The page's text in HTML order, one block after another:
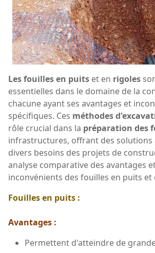
Les fouilles en puits et en rigoles
essentielles dans le domaine de la
chacune ayant ses avantages et
spécifiques. Ces méthodes
rôle crucial dans la préparation des
infrastructures, offrant des solutions
divers besoins des projets de
analyse comparative des avantages
inconvénients des fouilles en puits et
Fouilles en puits :
Avantages :
Permettent d'atteindre de